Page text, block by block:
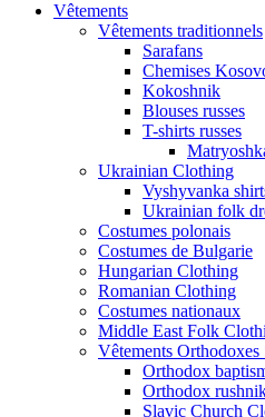
Vêtements
Vêtements traditionnels
Sarafans
Chemises
Kokoshnik
Blouses russes
T-shirts russes
Ukrainian Clothing
Vyshyvanka
Ukrainian folk
Costumes polonais
Costumes de Bulgarie
Hungarian Clothing
Romanian Clothing
Costumes nationaux
Middle East Folk
Vêtements Orthodoxes
Orthodox
Orthodox
Slavic Church